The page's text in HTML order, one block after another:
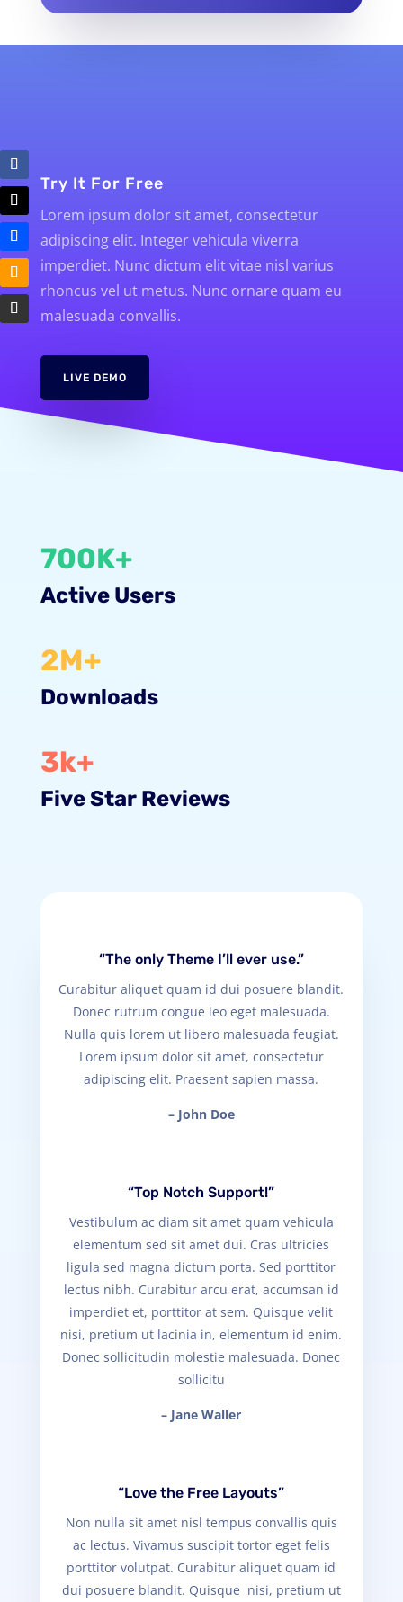
Try It For Free
Lorem ipsum dolor sit amet, consectetur
adipiscing elit. Integer vehicula viverra
imperdiet. Nunc dictum elit vitae nisl varius
rhoncus vel ut metus. Nunc ornare quam eu
malesuada convallis.
LIVE DEMO
700K+
Active Users
2M+
Downloads
3k+
Five Star Reviews
“The only Theme I’ll ever use.”
Curabitur aliquet quam id dui posuere blandit.
Donec rutrum congue leo eget malesuada.
Nulla quis lorem ut libero malesuada feugiat.
Lorem ipsum dolor sit amet, consectetur
adipiscing elit. Praesent sapien massa.
– John Doe
“Top Notch Support!”
Vestibulum ac diam sit amet quam vehicula
elementum sed sit amet dui. Cras ultricies
ligula sed magna dictum porta. Sed porttitor
lectus nibh. Curabitur arcu erat, accumsan id
imperdiet et, porttitor at sem. Quisque velit
nisi, pretium ut lacinia in, elementum id enim.
Donec sollicitudin molestie malesuada. Donec
sollicitu
– Jane Waller
“Love the Free Layouts”
Non nulla sit amet nisl tempus convallis quis
ac lectus. Vivamus suscipit tortor eget felis
porttitor volutpat. Curabitur aliquet quam id
dui posuere blandit. Quisque nisi, pretium ut